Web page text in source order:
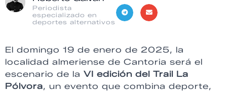
Periodista
especializado en
deportes alternativos
El domingo 19 de enero de 2025, la
localidad almeriense de Cantoria será el
escenario de la VI edición del Trail La
Pólvora, un evento que combina deporte,